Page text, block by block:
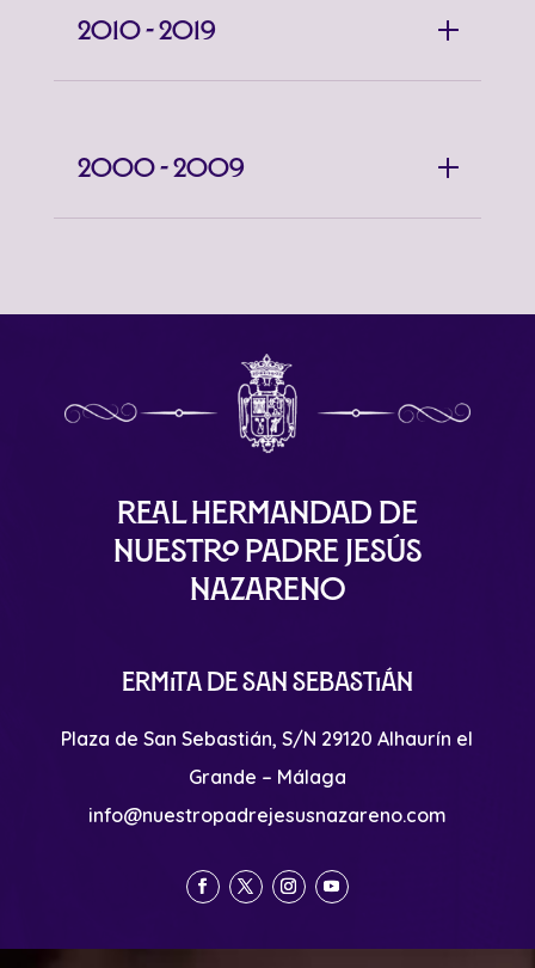
2010 - 2019
2000 - 2009
Real Hermandad de
Nuestro Padre Jesús
Nazareno
Ermita de San Sebastián
Plaza de San Sebastián, S/N 29120 Alhaurín el
Grande – Málaga
info@nuestropadrejesusnazareno.com